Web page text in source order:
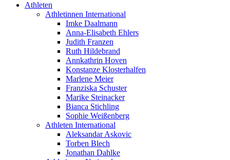
Athleten
Athletinnen International
Imke Daalmann
Anna-Elisabeth Ehlers
Judith Franzen
Ruth Hildebrand
Annkathrin Hoven
Konstanze Klosterhalfen
Marlene Meier
Franziska Schuster
Marike Steinacker
Bianca Stichling
Sophie Weißenberg
Athleten International
Aleksandar Askovic
Torben Blech
Jonathan Dahlke